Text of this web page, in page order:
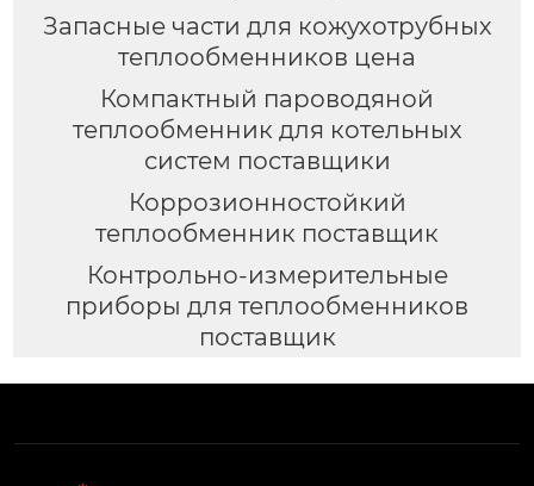
Запасные части для кожухотрубных
теплообменников цена
Компактный пароводяной
теплообменник для котельных
систем поставщики
Коррозионностойкий
теплообменник поставщик
Контрольно-измерительные
приборы для теплообменников
поставщик